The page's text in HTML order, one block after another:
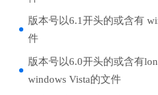
版本号以6.1开头的或含有
件
版本号以6.0开头的或含有
windows Vista的文件